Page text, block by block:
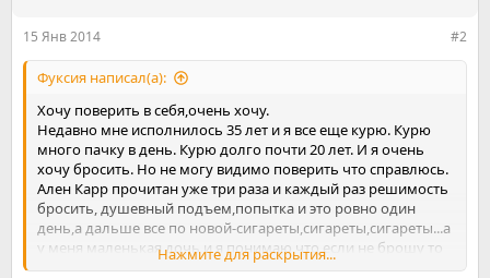
15 Янв 2014 #2
Фуксия написал(а):
Хочу поверить в себя,очень хочу.
Недавно мне исполнилось 35 лет и я все еще курю. Курю
много пачку в день. Курю долго почти 20 лет. И я очень
хочу бросить. Но не могу видимо поверить что справлюсь.
Ален Карр прочитан уже три раза и каждый раз решимость
бросить, душевный подъем,попытка и это ровно один
день,а дальше все по новой-сигареты,сигареты,сигареты...а
у меня маленькая дочь и я понимаю что если не брошу то
она тоже будет курить и мне этого совсем не хочется.
Нажмите для раскрытия...